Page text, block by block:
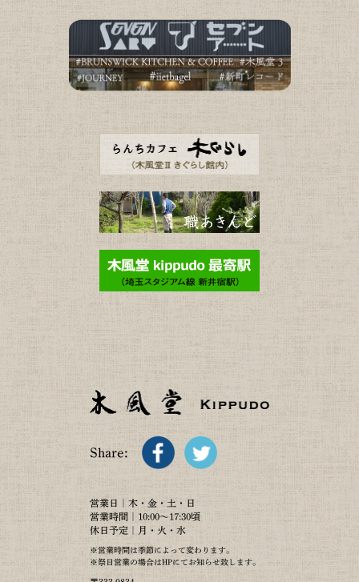
Share:
営業日｜木・金・土・日
営業時間｜10:00～17:30頃
休日予定｜月・火・水
※営業時間は季節によって変わります。
※祭日営業の場合はHPにてお知らせ致します。